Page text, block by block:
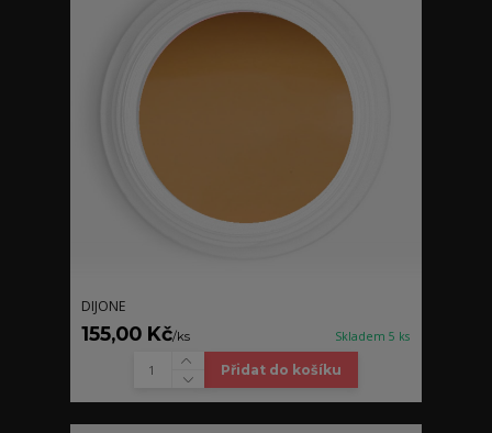
DIJONE
155,00 Kč/ks Skladem 5 ks
Přidat do košíku